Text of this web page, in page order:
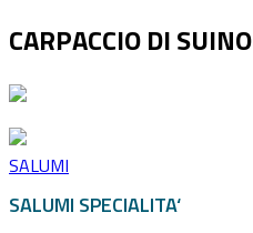
CARPACCIO DI SUINO
SALUMI
SALUMI SPECIALITA‘